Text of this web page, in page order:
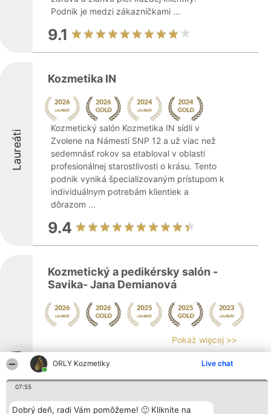
ORLY Kozmetiky Live chat
07:55
Dobrý deň, radi Vám pomôžeme! 🙂 Kliknite na
Podnik je medzi zákazníčkami ...
9.1
Laureáti
Kozmetika IN
Kozmetický salón Kozmetika IN sídli v
Zvolene na Námestí SNP 12 a už viac než
sedemnásť rokov sa etabloval v oblasti
profesionálnej starostlivosti o krásu. Tento
podnik vyniká špecializovaným prístupom k
individuálnym potrebám klientiek a
dôrazom ...
9.4
Laureáti
Kozmetický a pedikérsky salón -
Savika- Jana Demianová
Pokaż więcej >>
Kozmetický a pedikérsky salón -Savika-
miesto poskytujúce komplexnú starostlivosť